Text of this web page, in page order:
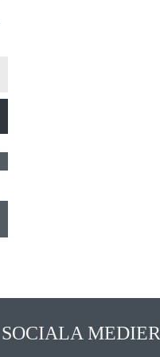
SOCIALA MEDIER